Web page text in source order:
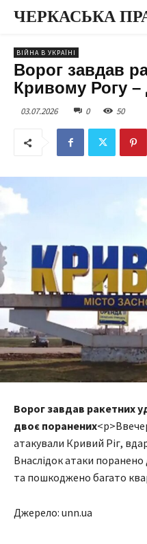
ЧЕРКАСЬКА
ВІЙНА В УКРАЇНІ
Ворог завдав
Кривому Рогу
03.07.2026 0 50
Ворог завдав ракетних
двоє поранених
атакували Кривий Ріг,
Внаслідок атаки
та пошкоджено багато
Джерело: unn.ua